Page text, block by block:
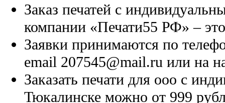
Заказ печатей с
компании «Печати55 РФ» –
Заявки принимаются по
email 207545@mail.ru или на
Заказать печати для ооо с
Тюкалинске можно от 999